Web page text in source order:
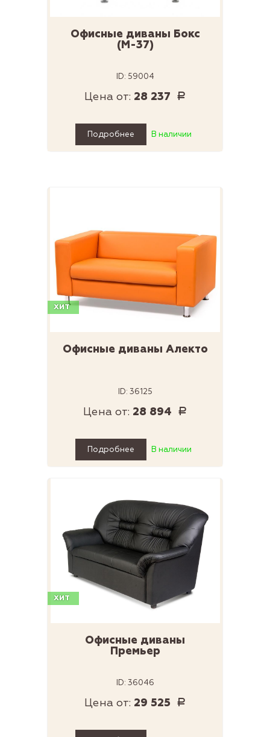
Офисные диваны Бокс
(М-37)
ID: 59004
Цена от: 28 237 Р
Подробнее В наличии
ХИТ
Офисные диваны Алекто
ID: 36125
Цена от: 28 894 Р
Подробнее В наличии
ХИТ
Офисные диваны
Премьер
ID: 36046
Цена от: 29 525 Р